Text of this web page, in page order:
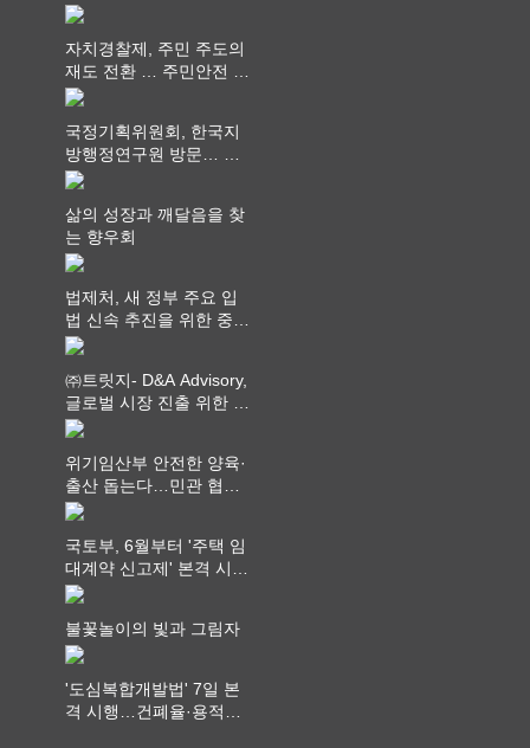
과 과제 논의
자치경찰제, 주민 주도의
재도 전환 … 주민안전 치
안서비스가 최우선 되어
국정기획위원회, 한국지
방행정연구원 방문… 국
가균형성장 논의
삶의 성장과 깨달음을 찾
는 향우회
법제처, 새 정부 주요 입
법 신속 추진을 위한 중앙
부처 법무담당관 회의 개
㈜트릿지- D&A Advisory,
글로벌 시장 진출 위한 전
략적 업무협약 체결
위기임산부 안전한 양육·
출산 돕는다…민관 협력
체계 구축
국토부, 6월부터 '주택 임
대계약 신고제' 본격 시
행…실거래가 투명화 기
불꽃놀이의 빛과 그림자
'도심복합개발법' 7일 본
격 시행…건폐율·용적률